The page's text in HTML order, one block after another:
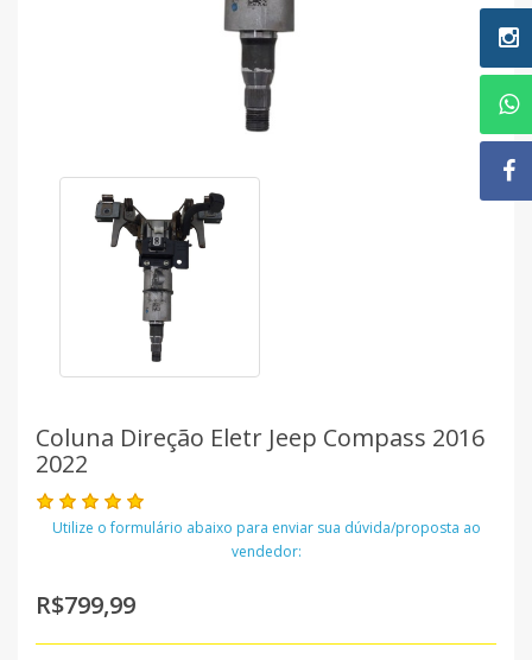
Coluna Direção Eletr Jeep Compass 2016
2022
Utilize o formulário abaixo para enviar sua dúvida/proposta ao
vendedor:
R$799,99